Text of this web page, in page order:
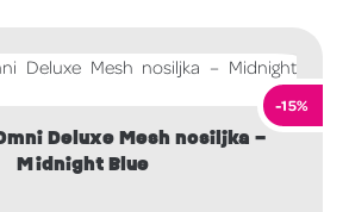
-15%
Deluxe Mesh nosiljka –
Midnight Blue